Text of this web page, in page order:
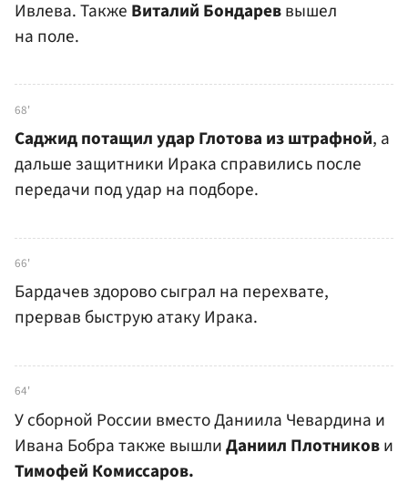
Ивлева. Также Виталий Бондареввышел
на поле.
68'
Саджид потащил удар Глотова из штрафной, а
дальше защитники Ирака справились после
передачи под удар на подборе.
66'
Бардачев здорово сыграл на перехвате,
прервав быструю атаку Ирака.
64'
У сборной России вместо Даниила Чевардина и
Ивана Бобра также вышлиДаниил Плотникови
Тимофей Комиссаров.